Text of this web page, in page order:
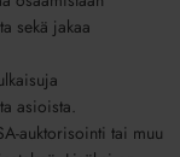
sekä jakaa
asioista.
auktorisointi tai muu